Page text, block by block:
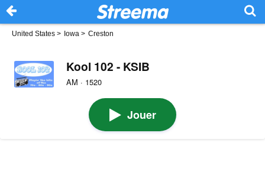
United States > Iowa > Creston
Kool 102 - KSIB
AM · 1520
Jouer